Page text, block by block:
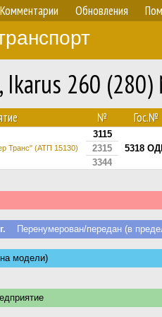
Комментарии Обновления
Ikarus 260
№ Гос.№
Транс" (АТП 15130)
3115
5318
2315
3344
Перенумерован/передан (в
модели)